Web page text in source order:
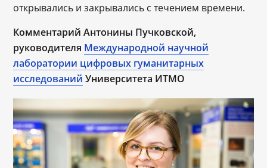
открывались и закрывались с течением времени.
Комментарий Антонины Пучковской,
руководителя Международной научной
лаборатории цифровых гуманитарных
исследований Университета ИТМО